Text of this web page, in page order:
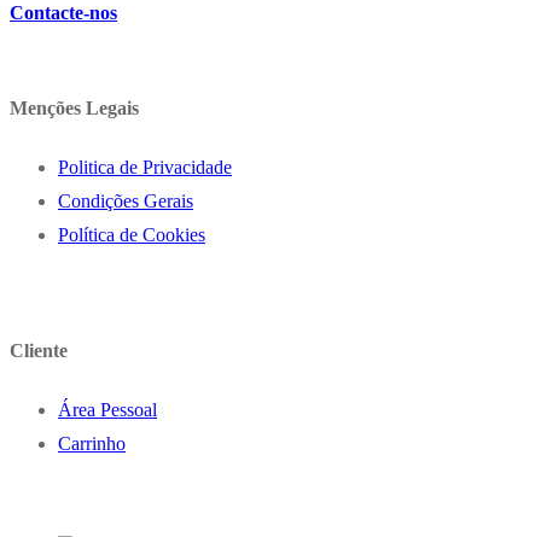
Contacte-nos
Menções Legais
Politica de Privacidade
Condições Gerais
Política de Cookies
Cliente
Área Pessoal
Carrinho